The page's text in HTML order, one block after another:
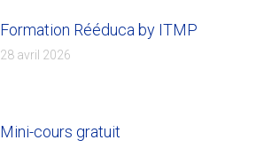
Formation Rééduca by ITMP
28 avril 2026
Mini-cours gratuit